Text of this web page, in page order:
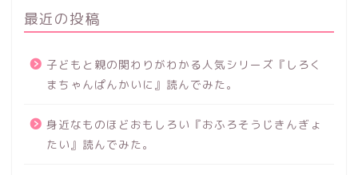
最近の投稿
子どもと親の関わりがわかる人気シリーズ『しろく
まちゃんぱんかいに』読んでみた。
身近なものほどおもしろい『おふろそうじきんぎょ
たい』読んでみた。